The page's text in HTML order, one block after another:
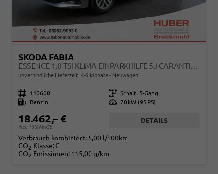
SKODA FABIA
ESSENCE 1,0 TSI KLIMA EINPARKHILFE 5J GARANTIE LED SCHEINWERFER BLUETOOTH
unverbindliche Lieferzeit: 4-6 Monate Neuwagen
Fahrzeugnr. 110600 Getriebe Schalt. 5-Gang
Kraftstoff
Benzin Leistung 70 kW (95 PS)
18.462,– €
incl. 19% MwSt.
DETAILS
Verbrauch kombiniert: 5,00 l/100km
CO2-Klasse: C
CO2-Emissionen: 115,00 g/km